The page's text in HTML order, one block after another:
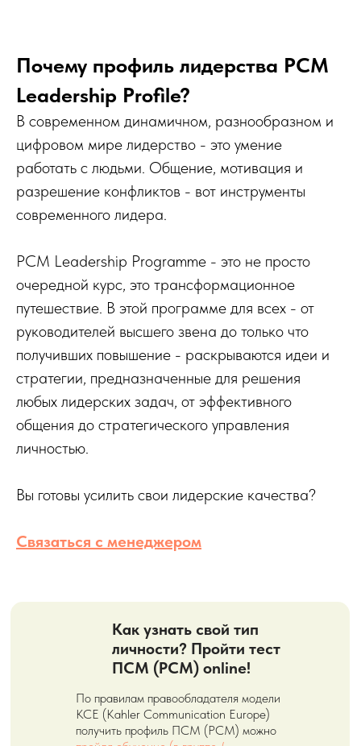
Почему профиль лидерства PCM
Leadership Profile?
В современном динамичном, разнообразном и
цифровом мире лидерство - это умение
работать с людьми. Общение, мотивация и
разрешение конфликтов - вот инструменты
современного лидера.
PCM Leadership Programme - это не просто
очередной курс, это трансформационное
путешествие. В этой программе для всех - от
руководителей высшего звена до только что
получивших повышение - раскрываются идеи и
стратегии, предназначенные для решения
любых лидерских задач, от эффективного
общения до стратегического управления
личностью.
Вы готовы усилить свои лидерские качества?
Связаться с менеджером
Как узнать свой тип
личности? Пройти тест
ПСМ (PCM) online!
По правилам правообладателя модели
KCE (Kahler Communication Europe)
получить профиль ПСМ (PCM) можно